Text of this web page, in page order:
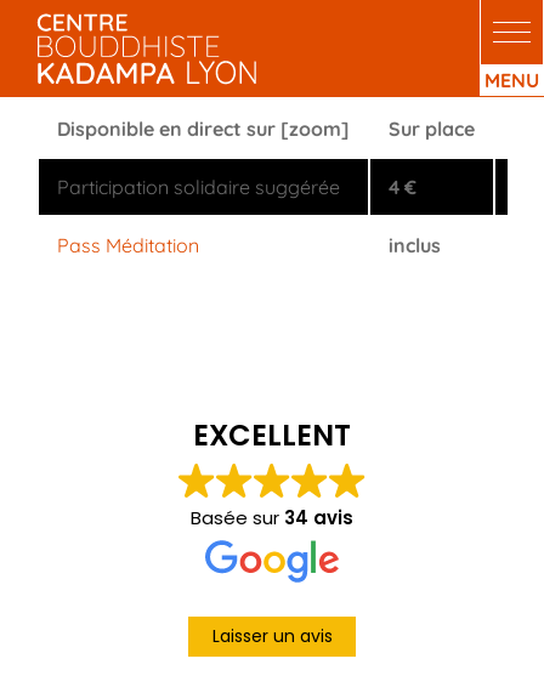
Passer
contenu
Disponible en direct sur [zoom] Sur place
Participation solidaire suggérée 4 €
Pass Méditation inclus
EXCELLENT
Basée sur 34 avis
Laisser un avis